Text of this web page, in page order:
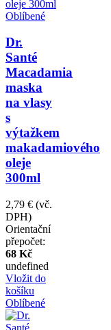
Oblíbené
Dr.
Santé
Macadamia
maska
na vlasy
s
výtažkem
makadamiového
oleje
300ml
2,79 € (vč.
DPH)
Orientační
přepočet:
68 Kč
undefined
Vložit do
košíku
Oblíbené